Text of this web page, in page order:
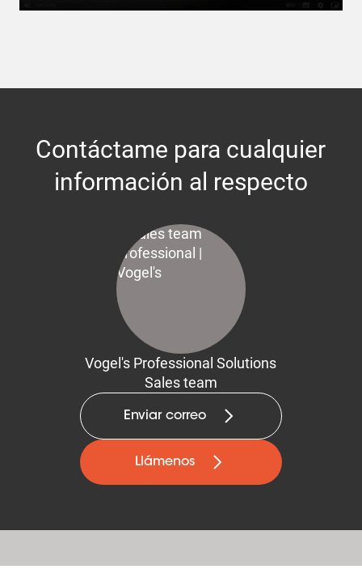
Contáctame para cualquier
información al respecto
Vogel's Professional Solutions
Sales team
Enviar correo
Llámenos